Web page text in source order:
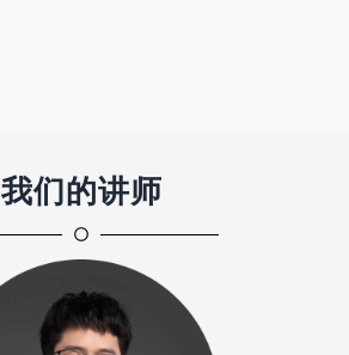
我们的讲师